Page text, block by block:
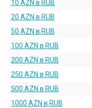
10 AZN в RUB
20 AZN в RUB
50 AZN в RUB
100 AZN в RUB
200 AZN в RUB
250 AZN в RUB
500 AZN в RUB
1000 AZN в RUB